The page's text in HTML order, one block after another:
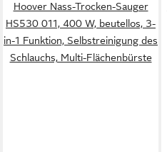
Hoover Nass-Trocken-Sauger
HS530 011, 400 W, beutellos, 3-
in-1 Funktion, Selbstreinigung des
Schlauchs, Multi-Flächenbürste